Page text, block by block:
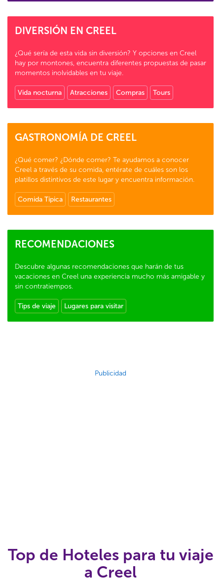
DIVERSIÓN EN CREEL
¿Qué sería de esta vida sin diversión? Y opciones en Creel
hay por montones, encuentra diferentes propuestas de pasar
momentos inolvidables en tu viaje.
Vida nocturna Atracciones Compras Tours
GASTRONOMÍA DE CREEL
¿Qué comer? ¿Dónde comer? Te ayudamos a conocer
Creel a través de su comida, entérate de cuáles son los
platillos distintivos de este lugar y encuentra información.
Comida Típica Restaurantes
RECOMENDACIONES
Descubre algunas recomendaciones que harán de tus
vacaciones en Creel una experiencia mucho más amigable y
sin contratiempos.
Tips de viaje Lugares para visitar
Publicidad
Top de Hoteles para tu viaje
a Creel